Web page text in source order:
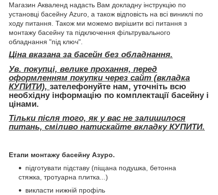
Магазин Акваленд надасть Вам докладну інструкцію по
установці басейну Azuro, а також відповість на всі виниклі по
ходу питання. Також ми можемо вирішити всі питання з
монтажу басейну та підключення фільтрувального
обладнання "під ключ".
Ціна вказана за басейн без обладнання.
Ув. покупці, велике прохання, перед
оформленням покупки через сайт (вкладка
КУПИТИ), зателефонуйте нам, уточніть всю
необхідну інформацію по комплектації басейну і
цінами.
Тільки після того, як у вас не залишилося
питань, сміливо натискайте вкладку КУПИТИ.
Етапи монтажу басейну Азуро.
підготувати підставу (піщана подушка, бетонна
стяжка, тротуарна плитка...)
викласти нижній профіль